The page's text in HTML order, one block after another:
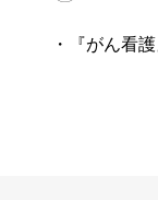
・『がん看